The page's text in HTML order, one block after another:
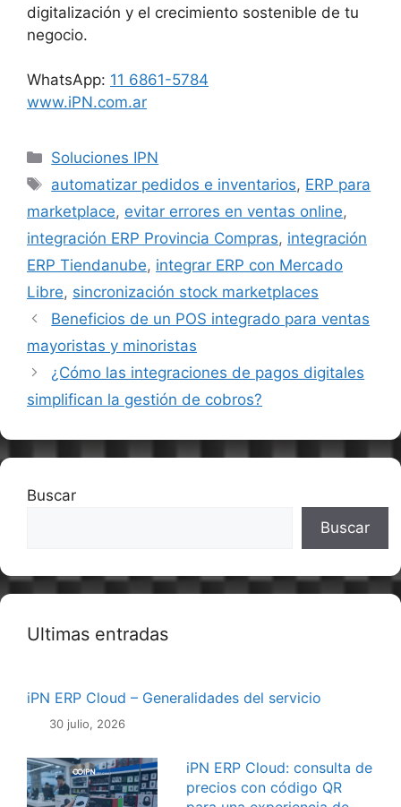
digitalización y el crecimiento sostenible de tu
negocio.
WhatsApp: 11 6861-5784
www.iPN.com.ar
Categorías
Soluciones IPN
Etiquetas
automatizar pedidos e inventarios, ERP para
marketplace, evitar errores en ventas online,
integración ERP Provincia Compras, integración
ERP Tiendanube, integrar ERP con Mercado
Libre, sincronización stock marketplaces
Beneficios de un POS integrado para ventas
mayoristas y minoristas
¿Cómo las integraciones de pagos digitales
simplifican la gestión de cobros?
Buscar
Buscar
Ultimas entradas
iPN ERP Cloud – Generalidades del servicio
30 julio, 2026
iPN ERP Cloud: consulta de
precios con código QR